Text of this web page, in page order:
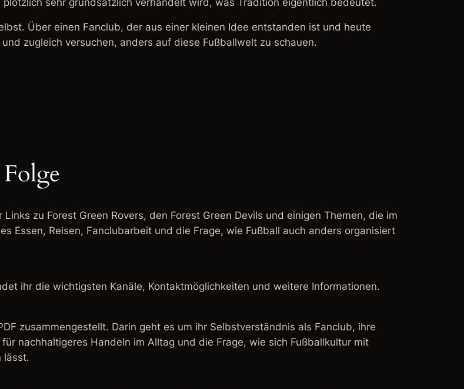
Über einen Fanclub, der aus einer kleinen Idee entstanden ist und heute
zugleich versuchen, anders auf diese Fußballwelt zu schauen.
zu Forest Green Rovers, den Forest Green Devils und einigen Themen, die im
Essen, Reisen, Fanclubarbeit und die Frage, wie Fußball auch anders organisiert
ihr die wichtigsten Kanäle, Kontaktmöglichkeiten und weitere Informationen.
zusammengestellt. Darin geht es um ihr Selbstverständnis als Fanclub, ihre
nachhaltigeres Handeln im Alltag und die Frage, wie sich Fußballkultur mit
lässt.